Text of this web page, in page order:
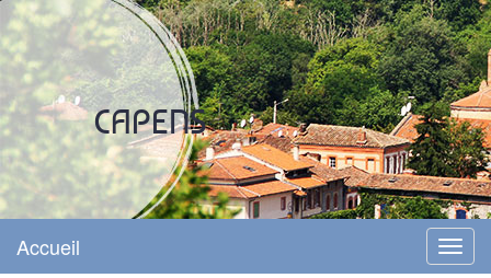
CAPENS
Site officiel
Menu
Accueil